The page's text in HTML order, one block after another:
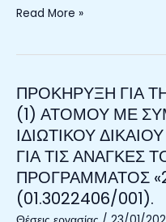
(70.0100000/190).
ΧΡΟΝΟΥ,
ΤΙΣ
ΤΟΥ
ΕΡΕΥΝΗΤΙΚΟΥ
ΠΡΟΓΡΑΜΜΑΤΟΣ
«ΠΕΚΑ
ΟΠΘΣ
2024-
2029»
(ΠΑΡΑΚΟΛΟΥΘΗΣΗ
Read More »
ΠΡΟΚΗΡΥΞΗ ΓΙΑ
(1) ΑΤΟΜΟΥ ΜΕ
ΙΔΙΩΤΙΚΟΥ
ΓΙΑ ΤΙΣ ΑΝΑΓΚΕΣ
ΠΡΟΓΡΑΜΜΑΤΟΣ
(01.3022406/001).
ΠΡΟΚΗΡΥΞΗ
ΓΙΑ
ΤΗΝ
ΠΡΟΣΛΗΨΗ
ΕΝΟΣ
ΑΤΟΜΟΥ
ΜΕ